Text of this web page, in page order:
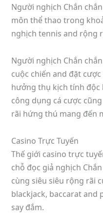
Người nghịch Chắn
môn thể thao trong
nghịch tennis and rộng
Người nghịch Chắn
cuộc chiến and đặt
hưởng thụ kịch tính độc
công dụng cá cược
rãi hứng thú mang đến
Casino Trực Tuyến
Thế giới casino trực
chỗ đọc giả nghịch
cùng siêu siêu rộng rãi
blackjack, baccarat and
say đắm.